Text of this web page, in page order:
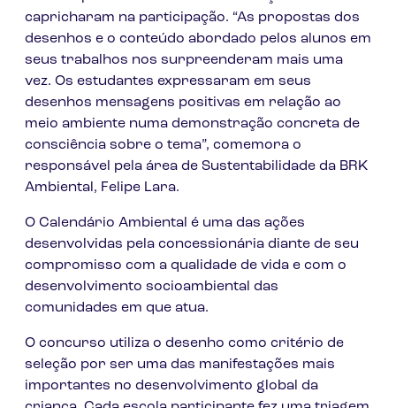
capricharam na participação. “As propostas dos
desenhos e o conteúdo abordado pelos alunos em
seus trabalhos nos surpreenderam mais uma
vez. Os estudantes expressaram em seus
desenhos mensagens positivas em relação ao
meio ambiente numa demonstração concreta de
consciência sobre o tema”, comemora o
responsável pela área de Sustentabilidade da BRK
Ambiental, Felipe Lara.
O Calendário Ambiental é uma das ações
desenvolvidas pela concessionária diante de seu
compromisso com a qualidade de vida e com o
desenvolvimento socioambiental das
comunidades em que atua.
O concurso utiliza o desenho como critério de
seleção por ser uma das manifestações mais
importantes no desenvolvimento global da